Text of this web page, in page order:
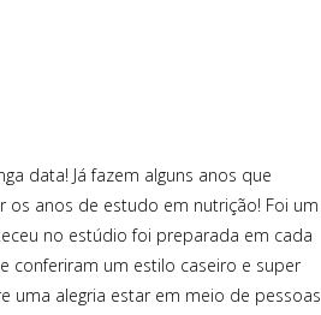
data! Já fazem alguns anos que
os anos de estudo em nutrição! Foi um
no estúdio foi preparada em cada
conferiram um estilo caseiro e super
uma alegria estar em meio de pessoas